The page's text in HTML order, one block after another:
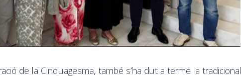
de la Cinquagesma, també s’ha dut a terme la tradicional